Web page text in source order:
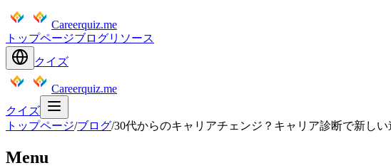
Careerquiz.me
トップページブログリソース
クイズ
Careerquiz.me
クイズ
トップページ/ブログ/30代からのキャリアチェンジ？キャリア診断で新しい
Menu